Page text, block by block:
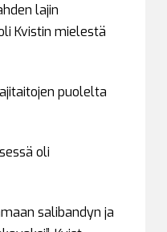
lajin
Kvistin mielestä
puolelta
oli
salibandyn ja